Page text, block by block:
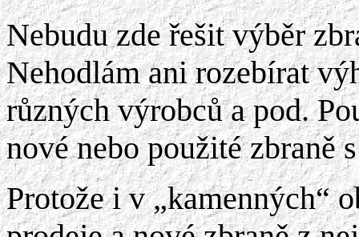
Nebudu zde řešit výběr
Nehodlám ani rozebírat
různých výrobců a pod.
nové nebo použité zbraně
Protože i v „kamenných“